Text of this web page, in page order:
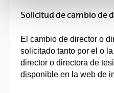
Solicitud de cambio de
El cambio de director o
solicitado tanto por el o
director o directora de
disponible en la web de